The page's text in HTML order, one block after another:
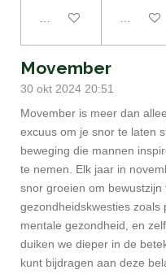
In winkelwagen In
Movember
30 okt 2024 20:51
Movember is meer dan
excuus om je snor te laten
beweging die mannen
te nemen. Elk jaar in
snor groeien om
gezondheidskwesties zoals
mentale gezondheid, en
duiken we dieper in de
kunt bijdragen aan deze